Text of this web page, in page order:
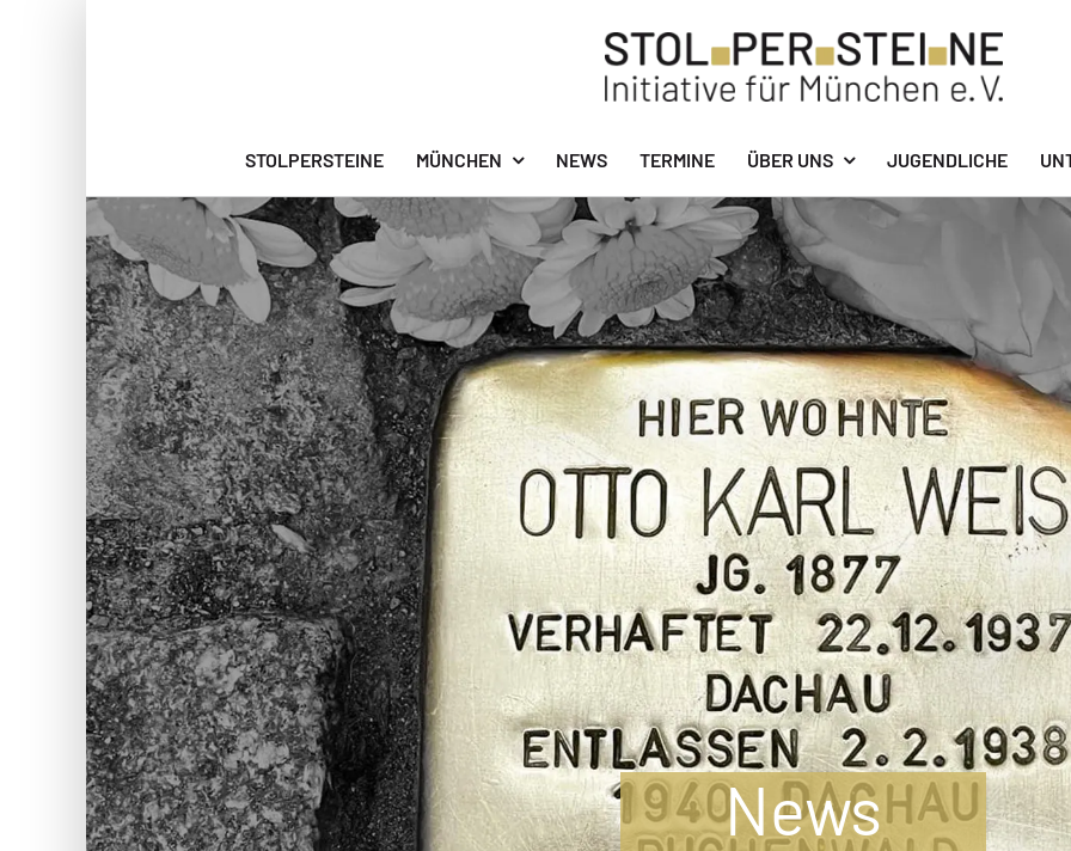
STOLPERSTEINE MÜNCHEN NEWS TERMINE ÜBER UNS JUGENDLICHE
News